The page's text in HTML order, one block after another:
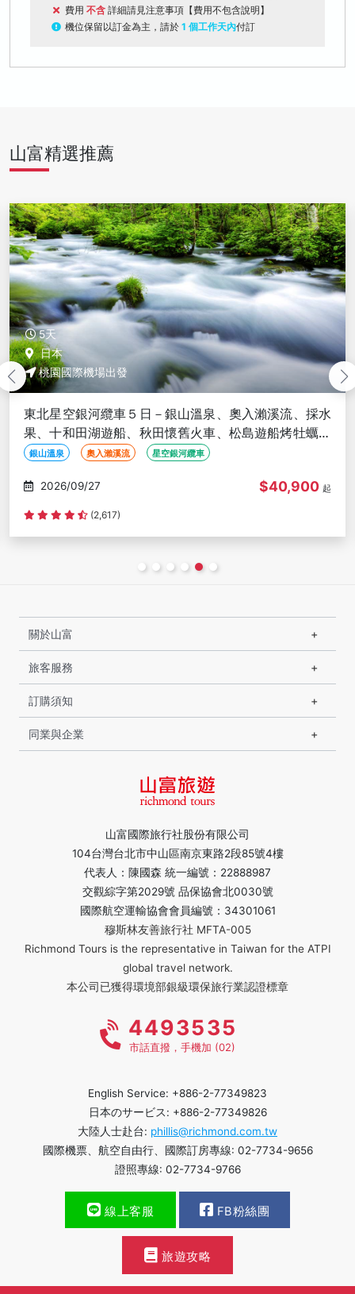
費用 不含 詳細請見注意事項【費用不包含說明】
機位保留以訂金為主，請於 1 個工作天內付訂
山富精選推薦
山溫泉、奧入瀨溪流、採水
舊火車、松島遊船烤牡蠣、
銀河纜車
$40,900
5天
日本
桃園國際機場出發
東北星野５日－五色沼
相馬樓舞孃茶席、大內
2026/09/27
山富國際旅行社股份有限公司
104台灣台北市中山區南京東路2段85號4樓
代表人：陳國森 統一編號：22888987
交觀綜字第2029號 品保協會北0030號
國際航空運輸協會會員編號：34301061
穆斯林友善旅行社 MFTA-005
Richmond Tours is the representative in Taiwan for the ATPI
global travel network.
本公司已獲得環境部銀級環保旅行業認證標章
關於山富
旅客服務
訂購須知
同業與企業
4493535
市話直撥，手機加 (02)
English Service: +886-2-77349823
日本のサービス: +886-2-77349826
大陸人士赴台: phillis@richmond.com.tw
國際機票、航空自由行、國際訂房專線: 02-7734-9656
證照專線: 02-7734-9766
線上客服 FB粉絲團
旅遊攻略